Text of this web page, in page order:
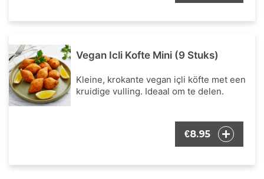
Vegan Icli Kofte Mini (9 Stuks)
Kleine, krokante vegan içli köfte met een
kruidige vulling. Ideaal om te delen.
€8.95